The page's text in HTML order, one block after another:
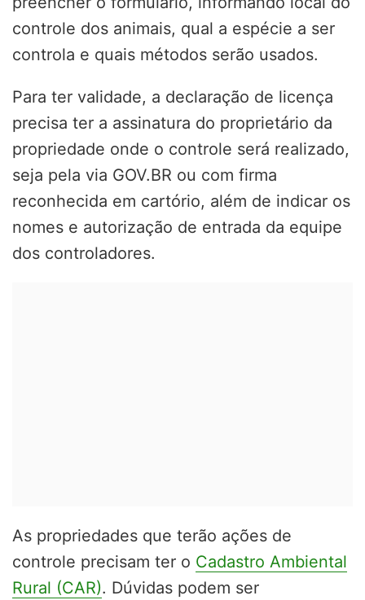
controle dos animais, qual a espécie a ser
controla e quais métodos serão usados.
Para ter validade, a declaração de licença
precisa ter a assinatura do proprietário da
propriedade onde o controle será realizado,
seja pela via GOV.BR ou com firma
reconhecida em cartório, além de indicar os
nomes e autorização de entrada da equipe
dos controladores.
As propriedades que terão ações de
controle precisam ter o Cadastro Ambiental
Rural (CAR). Dúvidas podem ser